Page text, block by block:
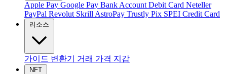
Apple Pay Google Pay Bank Account Debit Card Neteller
PayPal Revolut Skrill AstroPay Trustly Pix SPEI Credit Card
리소스
가이드 변환기 거래 가격 지갑
NFT